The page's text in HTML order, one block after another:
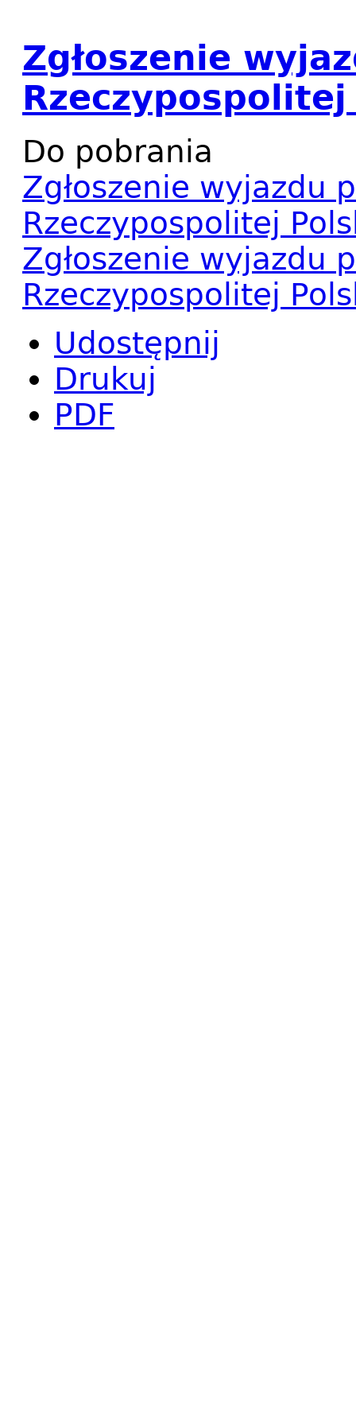
Zgłoszenie
Do pobrania
Zgłoszenie wyjazdu
Rzeczypospolitej
Zgłoszenie wyjazdu
Rzeczypospolitej
Udostępnij
Drukuj
PDF